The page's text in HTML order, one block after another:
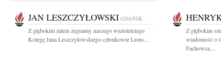
JAN LESZCZYŁOWSKI GDAŃSK
Z głębokim żalem żegnamy naszego wieloletniego
Kolegę Jana Leszczyłowskiego członkowie Lions...
Z głębokim
wiadomość o
Fachowca,...